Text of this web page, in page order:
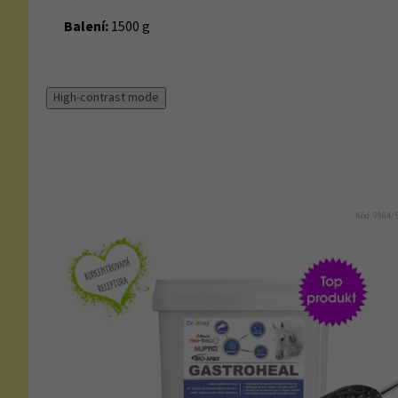
Balení:1500 g
High-contrast mode
Kód:9964/